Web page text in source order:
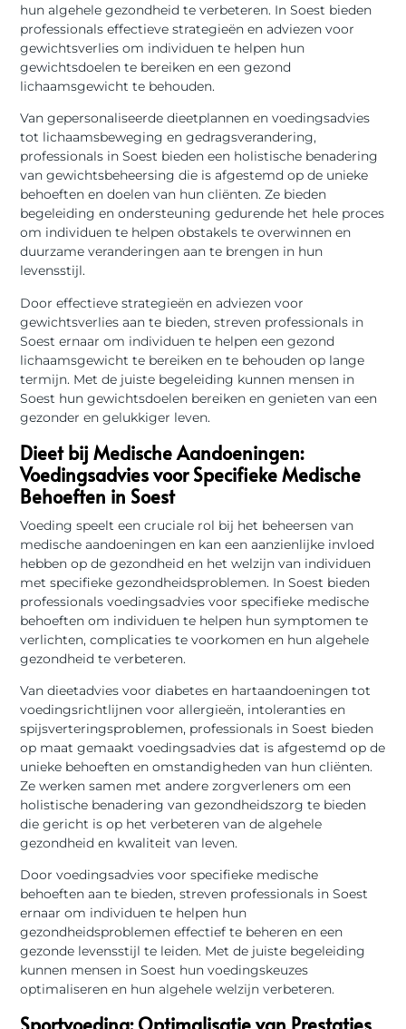
hun algehele gezondheid te verbeteren. In Soest bieden
professionals effectieve strategieën en adviezen voor
gewichtsverlies om individuen te helpen hun
gewichtsdoelen te bereiken en een gezond
lichaamsgewicht te behouden.
Van gepersonaliseerde dieetplannen en voedingsadvies
tot lichaamsbeweging en gedragsverandering,
professionals in Soest bieden een holistische benadering
van gewichtsbeheersing die is afgestemd op de unieke
behoeften en doelen van hun cliënten. Ze bieden
begeleiding en ondersteuning gedurende het hele proces
om individuen te helpen obstakels te overwinnen en
duurzame veranderingen aan te brengen in hun
levensstijl.
Door effectieve strategieën en adviezen voor
gewichtsverlies aan te bieden, streven professionals in
Soest ernaar om individuen te helpen een gezond
lichaamsgewicht te bereiken en te behouden op lange
termijn. Met de juiste begeleiding kunnen mensen in
Soest hun gewichtsdoelen bereiken en genieten van een
gezonder en gelukkiger leven.
Dieet bij Medische Aandoeningen:
Voedingsadvies voor Specifieke Medische
Behoeften in Soest
Voeding speelt een cruciale rol bij het beheersen van
medische aandoeningen en kan een aanzienlijke invloed
hebben op de gezondheid en het welzijn van individuen
met specifieke gezondheidsproblemen. In Soest bieden
professionals voedingsadvies voor specifieke medische
behoeften om individuen te helpen hun symptomen te
verlichten, complicaties te voorkomen en hun algehele
gezondheid te verbeteren.
Van dieetadvies voor diabetes en hartaandoeningen tot
voedingsrichtlijnen voor allergieën, intoleranties en
spijsverteringsproblemen, professionals in Soest bieden
op maat gemaakt voedingsadvies dat is afgestemd op de
unieke behoeften en omstandigheden van hun cliënten.
Ze werken samen met andere zorgverleners om een
holistische benadering van gezondheidszorg te bieden
die gericht is op het verbeteren van de algehele
gezondheid en kwaliteit van leven.
Door voedingsadvies voor specifieke medische
behoeften aan te bieden, streven professionals in Soest
ernaar om individuen te helpen hun
gezondheidsproblemen effectief te beheren en een
gezonde levensstijl te leiden. Met de juiste begeleiding
kunnen mensen in Soest hun voedingskeuzes
optimaliseren en hun algehele welzijn verbeteren.